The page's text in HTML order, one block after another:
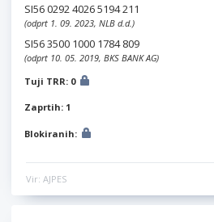
SI56 0292 4026 5194 211
(odprt 1. 09. 2023, NLB d.d.)
SI56 3500 1000 1784 809
(odprt 10. 05. 2019, BKS BANK AG)
Tuji TRR: 0
Zaprtih: 1
Blokiranih:
Vir: AJPES